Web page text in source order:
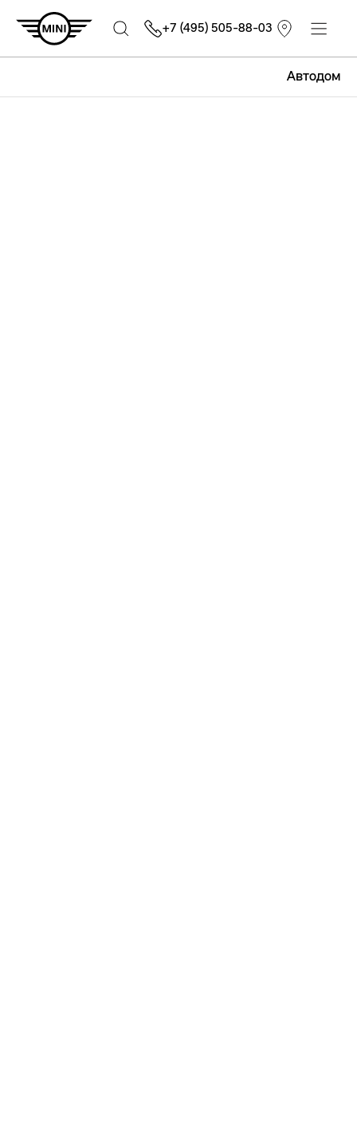
Автодом
+7 (495) 505-88-03